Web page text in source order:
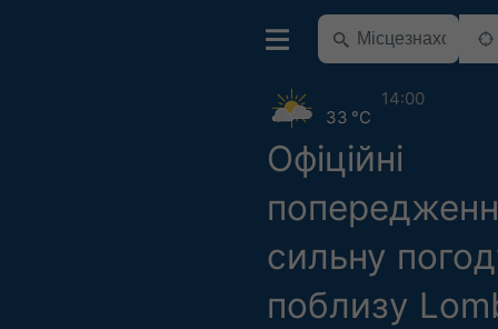
Офіційні
сильну
поблизу
33 °C
14:00